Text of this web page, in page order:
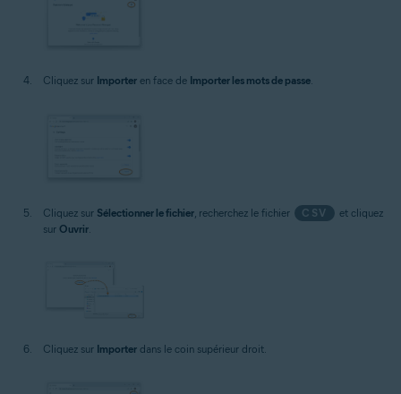
Cliquez sur Importer en face de Importer les mots de passe.
Cliquez sur Sélectionner le fichier, recherchez le fichier CSV
et cliquez
sur Ouvrir.
Cliquez sur Importer dans le coin supérieur droit.